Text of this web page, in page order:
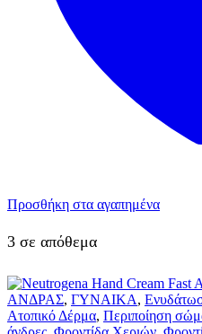
Προσθήκη στα αγαπημένα
3 σε απόθεμα
ΑΝΔΡΑΣ, ΓΥΝΑΙΚΑ,
Ατοπικό Δέρμα, Περιποίηση